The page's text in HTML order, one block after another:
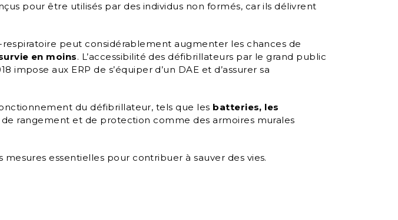
pour être utilisés par des individus non formés, car ils délivrent
respiratoire peut considérablement augmenter les chances de
en moins. L’accessibilité des défibrillateurs par le grand public
aux ERP de s’équiper d’un DAE et d’assurer sa
du défibrillateur, tels que les batteries, les
de rangement et de protection comme des armoires murales
essentielles pour contribuer à sauver des vies.